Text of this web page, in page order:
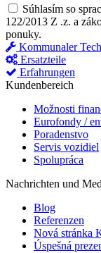
Súhlasím so
122/2013 Z .z. a
ponuky.
Kommunaler
Ersatzteile
Erfahrungen
Kundenbereich
Možnosti
Eurofondy /
Poradenstvo
Servis vozidiel
Spolupráca
Nachrichten und
Blog
Referenzen
Nová stránka
Úspešná